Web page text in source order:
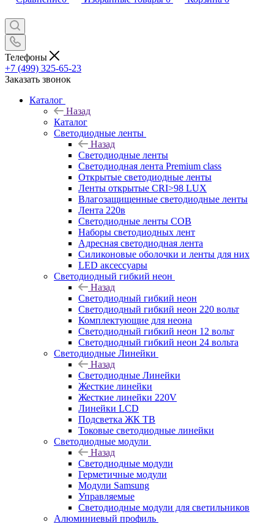
Телефоны
+7 (499) 325-65-23
Заказать звонок
Каталог
Назад
Каталог
Светодиодные ленты
Назад
Светодиодные ленты
Светодиодная лента Premium class
Открытые светодиодные ленты
Ленты открытые CRI>98 LUX
Влагозащищенные светодиодные ленты
Лента 220в
Светодиодные ленты COB
Наборы светодиодных лент
Адресная светодиодная лента
Силиконовые оболочки и ленты для них
LED аксессуары
Светодиодный гибкий неон
Назад
Светодиодный гибкий неон
Светодиодный гибкий неон 220 вольт
Комплектующие для неона
Светодиодный гибкий неон 12 вольт
Светодиодный гибкий неон 24 вольта
Светодиодные Линейки
Назад
Светодиодные Линейки
Жесткие линейки
Жесткие линейки 220V
Линейки LCD
Подсветка ЖК ТВ
Токовые светодиодные линейки
Светодиодные модули
Назад
Светодиодные модули
Герметичные модули
Модули Samsung
Управляемые
Светодиодные модули для светильников
Алюминиевый профиль